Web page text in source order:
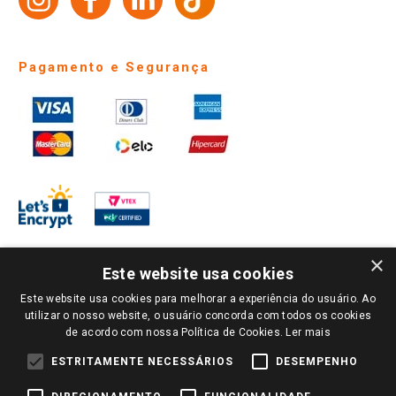
Pagamento e Segurança
PARA VER OS PREÇOS DA SUA REGIÃO, FAÇA LOGIN E SELECIONE A LOJA DE
SUA PREFERÊNCIA. SOMENTE APÓS O LOGIN, OS PREÇOS DA SUA REGIÃO OU
LOJA SERÃO CARREGADOS.
TODOS OS PREÇOS E CONDIÇÕES COMERCIAIS DESTE SITE SÃO VÁLIDOS APENAS
PARA COMPRAS REALIZADAS NO GIASSI.COM.BR E NA LOJA SELECIONADA
×
Este website usa cookies
Este website usa cookies para melhorar a experiência do usuário. Ao
utilizar o nosso website, o usuário concorda com todos os cookies
de acordo com nossa Política de Cookies. Ler mais
ESTRITAMENTE NECESSÁRIOS DESEMPENHO